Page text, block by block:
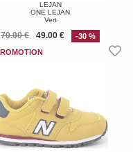
LEJAN
ONE LEJAN
Vert
70.00 € 49.00 € -30 %